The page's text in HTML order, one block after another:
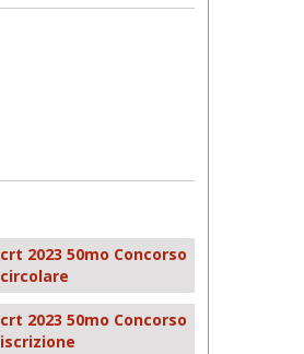
crt 2023 50mo Concorso
circolare
crt 2023 50mo Concorso
iscrizione